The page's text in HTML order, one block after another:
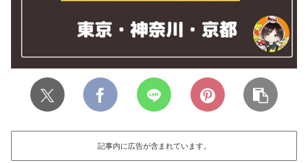
記事内に広告が含まれています。